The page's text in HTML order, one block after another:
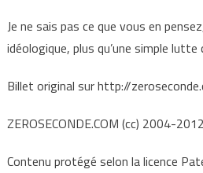
Je ne sais pas ce que vous en
idéologique, plus qu’une simple
Billet original sur http://
ZEROSECONDE.COM (cc) 2004-
Contenu protégé selon la licence